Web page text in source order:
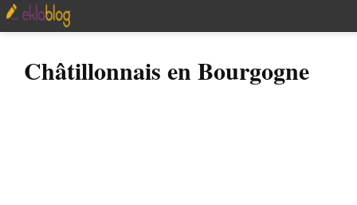
Châtillonnais en Bourgogne